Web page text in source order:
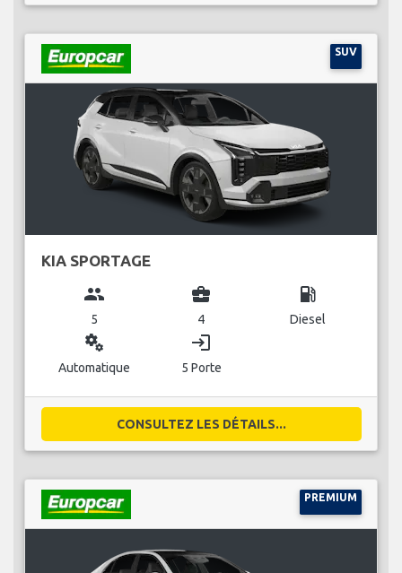
SUV
KIA SPORTAGE
group
5
business_center
4
local_gas_station
Diesel
miscellaneous_services
Automatique
login
5 Porte
CONSULTEZ LES DÉTAILS...
PREMIUM